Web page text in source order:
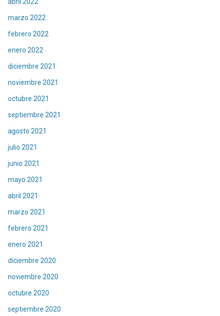
marzo 2022
febrero 2022
enero 2022
diciembre 2021
noviembre 2021
octubre 2021
septiembre 2021
agosto 2021
julio 2021
junio 2021
mayo 2021
abril 2021
marzo 2021
febrero 2021
enero 2021
diciembre 2020
noviembre 2020
octubre 2020
septiembre 2020